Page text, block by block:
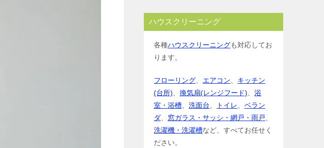
ハウスクリーニング
各種ハウスクリーニングも対応してお
ります。
フローリング エアコン
キッチン
(台所)
換気扇(レンジフード)
浴
室・浴槽
洗面台 トイレ
ベラン
ダ
窓ガラス・サッシ・網戸・雨戸
洗濯機・洗濯槽など、すべてお任せく
ださい。